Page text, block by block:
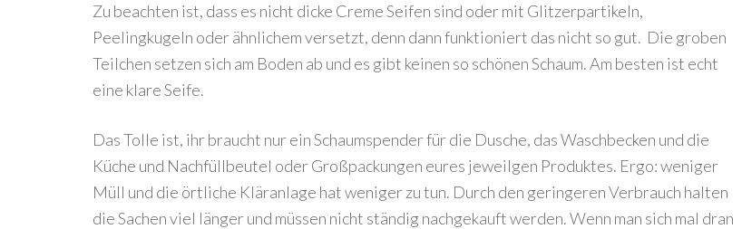
Zu beachten ist, dass es nicht dicke Creme Seifen sind oder mit Glitzerpartikeln,
Peelingkugeln oder ähnlichem versetzt, denn dann funktioniert das nicht so gut. Die groben
Teilchen setzen sich am Boden ab und es gibt keinen so schönen Schaum. Am besten ist echt
eine klare Seife.
Das Tolle ist, ihr braucht nur ein Schaumspender für die Dusche, das Waschbecken und die
Küche und Nachfüllbeutel oder Großpackungen eures jeweilgen Produktes. Ergo: weniger
Müll und die örtliche Kläranlage hat weniger zu tun. Durch den geringeren Verbrauch halten
die Sachen viel länger und müssen nicht ständig nachgekauft werden. Wenn man sich mal dran